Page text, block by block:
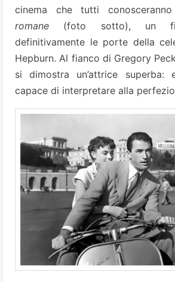
cinema che tutti
romane (foto sotto), un
definitivamente le porte della
Hepburn. Al fianco di Gregory
si dimostra un’attrice superba:
capace di interpretare alla